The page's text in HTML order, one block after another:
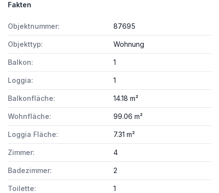
Fakten
Objektnummer: 87695
Objekttyp: Wohnung
Balkon: 1
Loggia: 1
Balkonfläche: 14.18 m²
Wohnfläche: 99.06 m²
Loggia Fläche: 7.31 m²
Zimmer: 4
Badezimmer: 2
Toilette: 1